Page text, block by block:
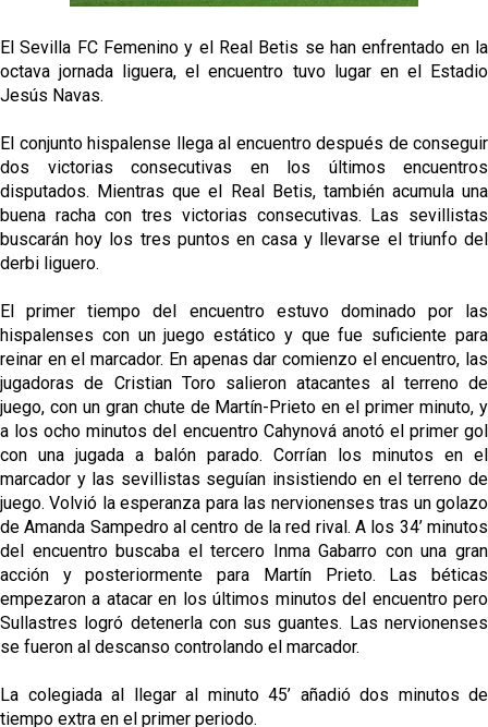
Banquillos confirmados: así queda la cantera del
Sevilla Femenino para la 2026/27
Celta y Rayo agitan el mercado de La Liga
Previa | El Sevilla FC cierra la pretemporada con el
exigente choque ante el Bayer Leverkusen
El Sevilla FC Femenino y el Real Betis se han enfrentado en la
octava jornada liguera, el encuentro tuvo lugar en el Estadio
Jesús Navas.
El conjunto hispalense llega al encuentro después de conseguir
dos victorias consecutivas en los últimos encuentros
disputados. Mientras que el Real Betis, también acumula una
buena racha con tres victorias consecutivas. Las sevillistas
buscarán hoy los tres puntos en casa y llevarse el triunfo del
derbi liguero.
El primer tiempo del encuentro estuvo dominado por las
hispalenses con un juego estático y que fue suficiente para
reinar en el marcador. En apenas dar comienzo el encuentro, las
jugadoras de Cristian Toro salieron atacantes al terreno de
juego, con un gran chute de Martín-Prieto en el primer minuto, y
a los ocho minutos del encuentro Cahynová anotó el primer gol
con una jugada a balón parado. Corrían los minutos en el
marcador y las sevillistas seguían insistiendo en el terreno de
juego. Volvió la esperanza para las nervionenses tras un golazo
de Amanda Sampedro al centro de la red rival. A los 34’ minutos
del encuentro buscaba el tercero Inma Gabarro con una gran
acción y posteriormente para Martín Prieto. Las béticas
empezaron a atacar en los últimos minutos del encuentro pero
Sullastres logró detenerla con sus guantes. Las nervionenses
se fueron al descanso controlando el marcador.
La colegiada al llegar al minuto 45’ añadió dos minutos de
tiempo extra en el primer periodo.